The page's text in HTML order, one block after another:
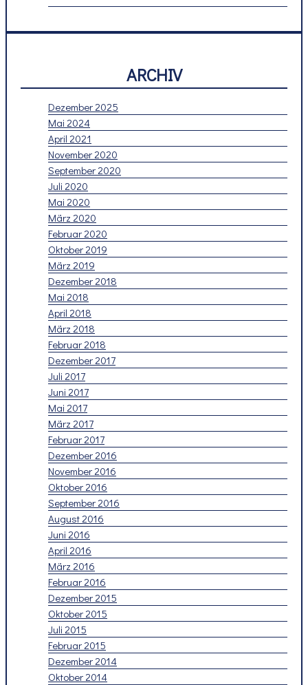
ARCHIV
Dezember 2025
Mai 2024
April 2021
November 2020
September 2020
Juli 2020
Mai 2020
März 2020
Februar 2020
Oktober 2019
März 2019
Dezember 2018
Mai 2018
April 2018
März 2018
Februar 2018
Dezember 2017
Juli 2017
Juni 2017
Mai 2017
März 2017
Februar 2017
Dezember 2016
November 2016
Oktober 2016
September 2016
August 2016
Juni 2016
April 2016
März 2016
Februar 2016
Dezember 2015
Oktober 2015
Juli 2015
Februar 2015
Dezember 2014
Oktober 2014